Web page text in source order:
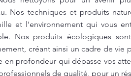
Nos techniques et produits
et l’environnement qui vous
Nos produits écologiques
créant ainsi un cadre de vie
en profondeur qui dépasse vos
de qualité, pour un